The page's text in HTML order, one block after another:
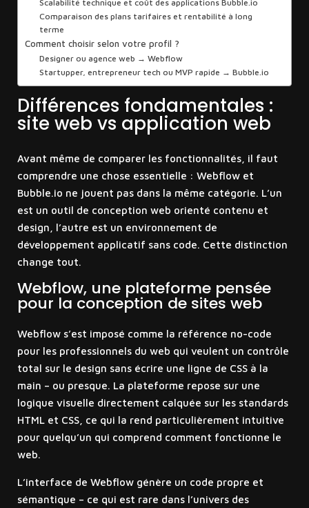
Scalabilité technique et coût des applications Bubble.io
Comparaison des plans tarifaires et rentabilité à long
terme
Comment choisir selon votre profil ?
Designer ou agence web → Webflow
Startupper, entrepreneur tech ou MVP rapide → Bubble.io
Différences fondamentales :
site web vs application web
Avant même de comparer les fonctionnalités, il faut
comprendre une chose essentielle : Webflow et
Bubble.io ne jouent pas dans la même catégorie. L’un
est un outil de conception web orienté contenu et
design, l’autre est un environnement de
développement applicatif sans code. Cette distinction
change tout.
Webflow, une plateforme pensée
pour la conception de sites web
Webflow s’est imposé comme la référence no-code
pour les professionnels du web qui veulent un contrôle
total sur le design sans écrire une ligne de CSS à la
main – ou presque. La plateforme repose sur une
logique visuelle directement calquée sur les standards
HTML et CSS, ce qui la rend particulièrement intuitive
pour quelqu’un qui comprend comment fonctionne le
web.
L’interface de Webflow génère un code propre et
sémantique – ce qui est rare dans l’univers des